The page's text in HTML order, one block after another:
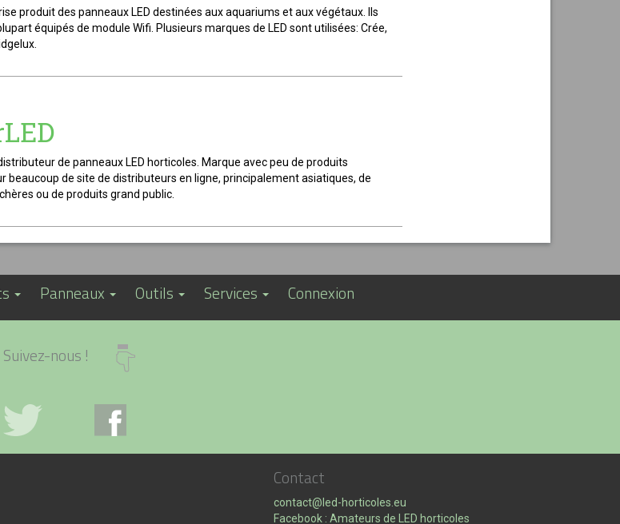
produit des panneaux LED destinées aux aquariums et aux végétaux. Ils
équipés de module Wifi. Plusieurs marques de LED sont utilisées: Crée,
de panneaux LED horticoles. Marque avec peu de produits
beaucoup de site de distributeurs en ligne, principalement asiatiques, de
ou de produits grand public.
Panneaux Outils Services Connexion
Suivez-nous !
Contact
contact@led-horticoles.eu
Facebook : Amateurs de LED horticoles